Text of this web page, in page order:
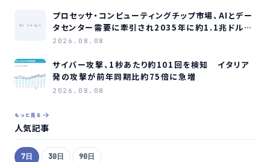
No Image
プロセッサ・コンピューティングチップ市場、AIとデー
タセンター需要に牽引され2035年に約1.1兆ドル規
模へ成長か
2026.08.08
サイバー攻撃、1秒あたり約101回を検知 イタリア
発の攻撃が前年同期比約75倍に急増
2026.08.08
もっと見る
人気記事
7日 30日 90日